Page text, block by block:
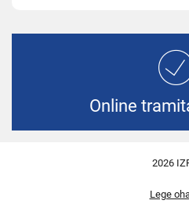
Online
2026
Lege